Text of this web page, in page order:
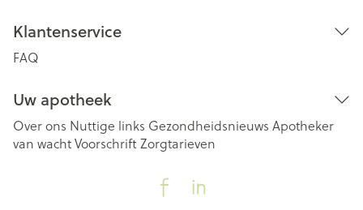
Klantenservice
FAQ
Uw apotheek
Over ons Nuttige links Gezondheidsnieuws Apotheker
van wachtVoorschriftZorgtarieven